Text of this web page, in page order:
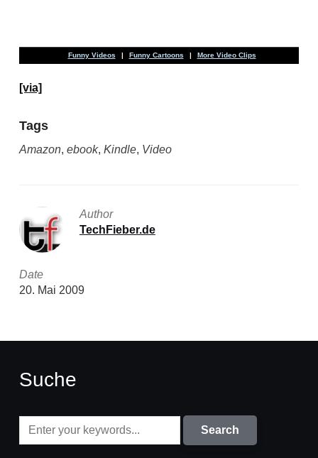
Funny Videos | Funny Cartoons | More Video Clips
[via]
Tags
Amazon, ebook, Kindle, Video
Author
TechFieber.de
Date
20. Mai 2009
Suche